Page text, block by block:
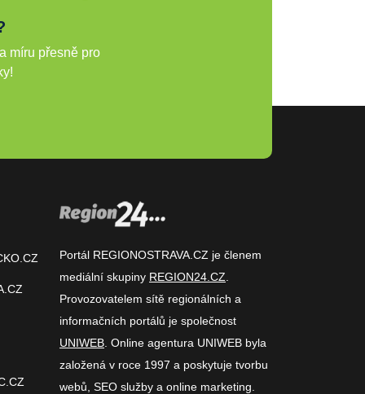
míru přesně pro
Portál REGIONOSTRAVA.CZ je členem
mediální skupiny REGION24.CZ
Provozovatelem sítě regionálních a
informačních portálů je společnost
UNIWEB . Online agentura UNIWEB byla
založená v roce 1997 a poskytuje tvorbu
webů, SEO služby a online marketing.